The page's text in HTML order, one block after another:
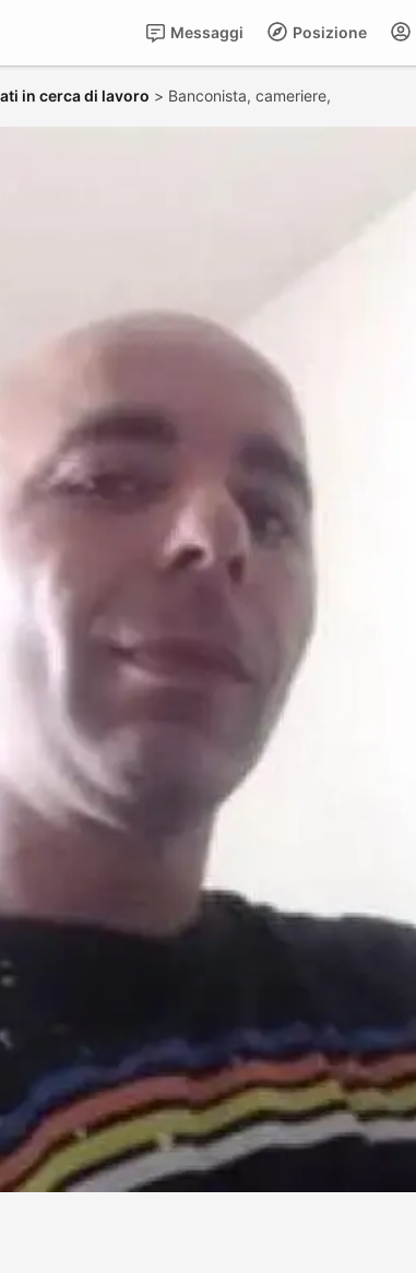
Posizione
Messaggi
in cerca di lavoro > Banconista, cameriere,